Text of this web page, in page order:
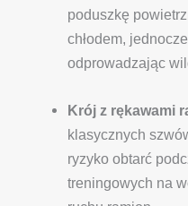
poduszkę
chłodem,
odprowadzając
Krój z rękawami
klasycznych
ryzyko obtarć
treningowych na